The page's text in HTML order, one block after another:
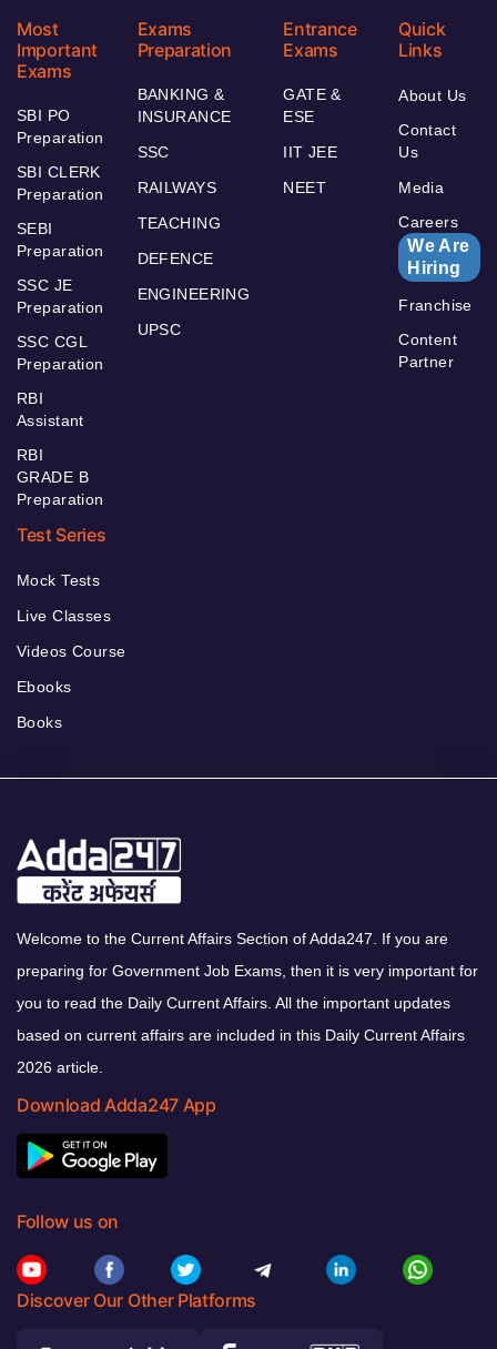
Most
Important
Exams
SBI PO
Preparation
SBI CLERK
Preparation
SEBI
Preparation
SSC JE
Preparation
SSC CGL
Preparation
RBI
Assistant
RBI
GRADE B
Preparation
Exams
Preparation
BANKING &
INSURANCE
SSC
RAILWAYS
TEACHING
DEFENCE
ENGINEERING
UPSC
Entrance
Exams
GATE &
ESE
IIT JEE
NEET
Quick
Links
About Us
Contact
Us
Media
Careers
We Are
Hiring
Franchise
Content
Partner
Test Series
Mock Tests
Live Classes
Videos Course
Ebooks
Books
Welcome to the Current Affairs Section of Adda247. If you are
preparing for Government Job Exams, then it is very important for
you to read the Daily Current Affairs. All the important updates
based on current affairs are included in this Daily Current Affairs
2026 article.
Download Adda247 App
Follow us on
Discover Our Other Platforms